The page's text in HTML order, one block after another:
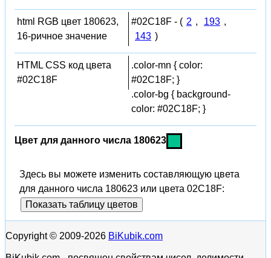
html RGB цвет 180623,
16-ричное значение
#02C18F - ( 2 , 193 ,
143 )
HTML CSS код цвета
#02C18F
.color-mn { color:
#02C18F; }
.color-bg { background-
color: #02C18F; }
Цвет для данного числа 180623
Здесь вы можете изменить составляющую цвета
для данного числа 180623 или цвета 02C18F:
Показать таблицу цветов
Copyright © 2009-2026 BiKubik.com